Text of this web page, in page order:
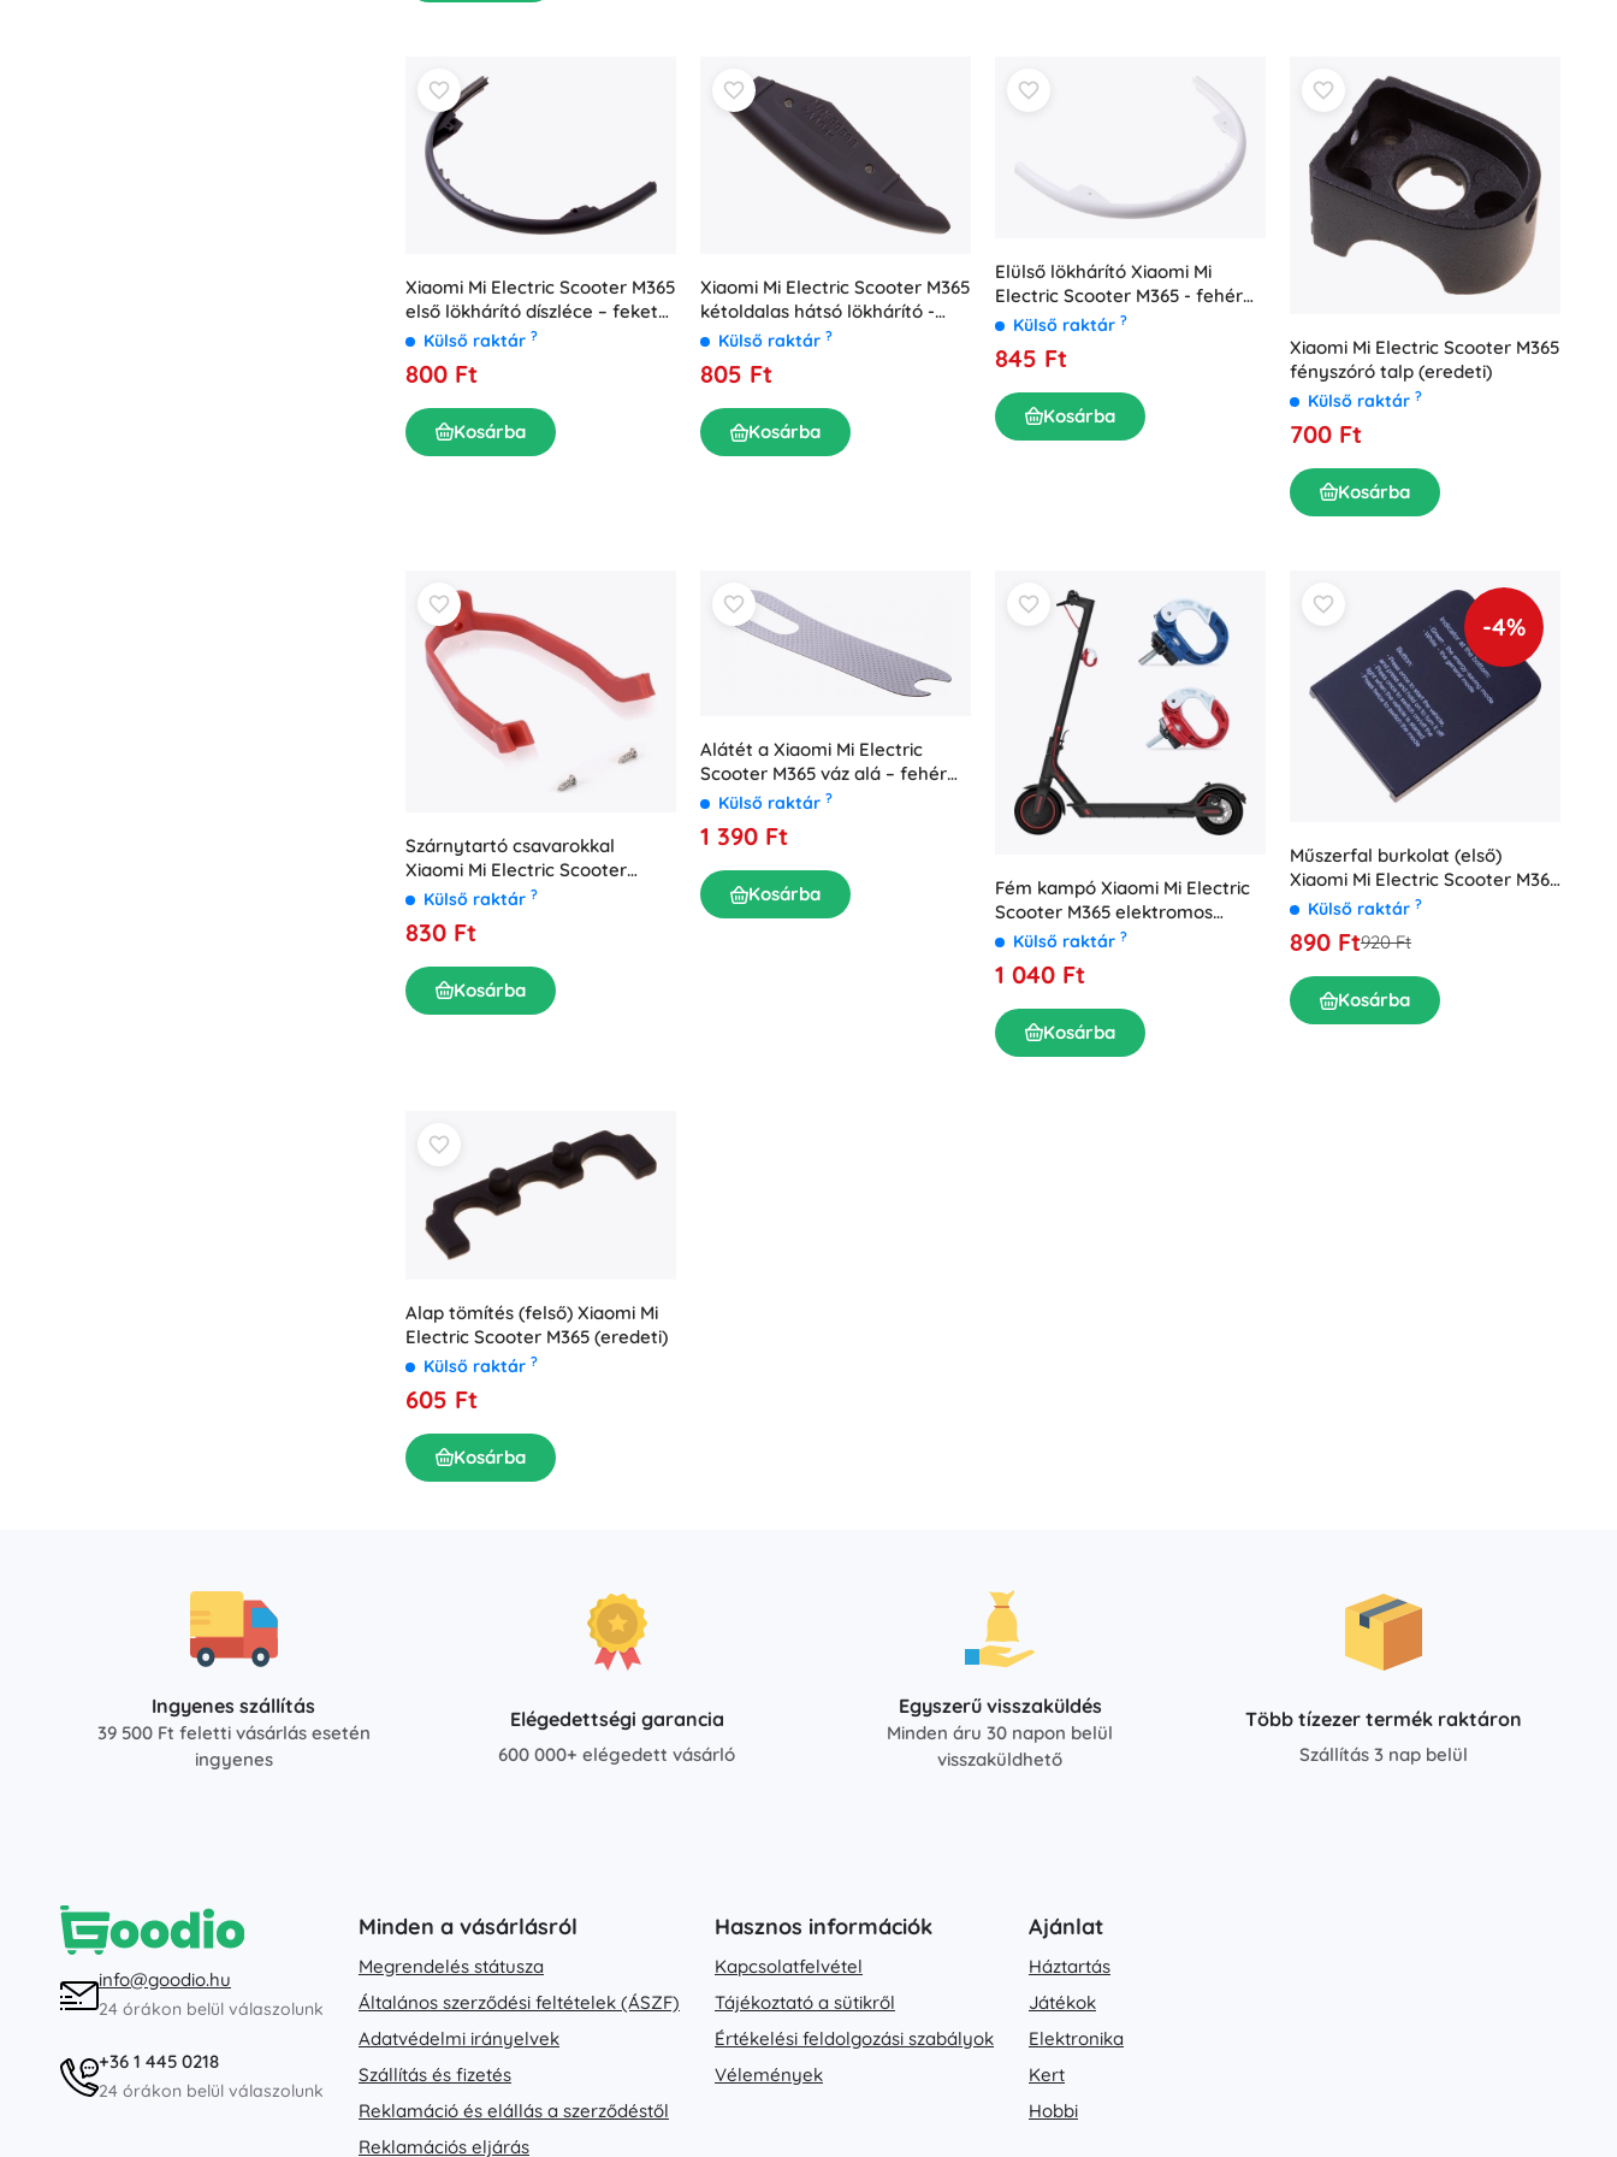
Xiaomi Mi Electric Scooter M365
első lökhárító díszléce – fekete
(eredeti)
Külső raktár ?
800 Ft
Kosárba
Xiaomi Mi Electric Scooter M365
kétoldalas hátsó lökhárító -
fekete (eredeti)
Külső raktár ?
805 Ft
Kosárba
Elülső lökhárító Xiaomi Mi
Electric Scooter M365 - fehér
(eredeti)
Külső raktár ?
845 Ft
Kosárba
Xiaomi Mi Electric Scooter M365
fényszóró talp (eredeti)
Külső raktár ?
700 Ft
Kosárba
Szárnytartó csavarokkal
Xiaomi Mi Electric Scooter
M365-höz - piros
Külső raktár ?
830 Ft
Kosárba
Alátét a Xiaomi Mi Electric
Scooter M365 váz alá – fehér
(eredeti)
Külső raktár ?
1 390 Ft
Kosárba
Fém kampó Xiaomi Mi Electric
Scooter M365 elektromos
rollerhez – piros
Külső raktár ?
1 040 Ft
Kosárba
-4%
Műszerfal burkolat (első)
Xiaomi Mi Electric Scooter M365
(eredeti)
Külső raktár ?
890 Ft920 Ft
Kosárba
Alap tömítés (felső) Xiaomi Mi
Electric Scooter M365 (eredeti)
Külső raktár ?
605 Ft
Kosárba
Ingyenes szállítás
39 500 Ft feletti vásárlás esetén
ingyenes
Elégedettségi garancia
600 000+ elégedett vásárló
Egyszerű visszaküldés
Minden áru 30 napon belül
visszaküldhető
Több tízezer termék raktáron
Szállítás 3 nap belül
info@goodio.hu
24 órákon belül válaszolunk
+36 1 445 0218
24 órákon belül válaszolunk
Minden a vásárlásról
Megrendelés státusza
Általános szerződési feltételek (ÁSZF)
Adatvédelmi irányelvek
Szállítás és fizetés
Reklamáció és elállás a szerződéstől
Reklamációs eljárás
Hasznos információk
Kapcsolatfelvétel
Tájékoztató a sütikről
Értékelési feldolgozási szabályok
Vélemények
Ajánlat
Háztartás
Játékok
Elektronika
Kert
Hobbi